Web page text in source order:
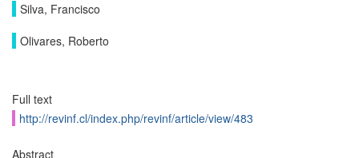
Silva, Francisco
Olivares, Roberto
Full text
http://revinf.cl/index.php/revinf/article/view/483
Abstract